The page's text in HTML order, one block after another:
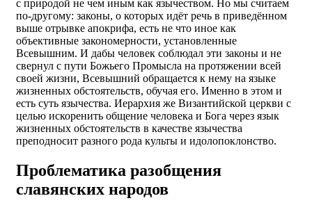
с природой не чем иным как язычеством. Но мы считаем
по-другому: законы, о которых идёт речь в приведённом
выше отрывке апокрифа, есть не что иное как
объективные закономерности, установленные
Всевышним. И дабы человек соблюдал эти законы и не
свернул с пути Божьего Промысла на протяжении всей
своей жизни, Всевышний обращается к нему на языке
жизненных обстоятельств, обучая его. Именно в этом и
есть суть язычества. Иерархия же Византийской церкви с
целью искоренить общение человека и Бога через язык
жизненных обстоятельств в качестве язычества
преподносит разного рода культы и идолопоклонство.
Проблематика разобщения
славянских народов